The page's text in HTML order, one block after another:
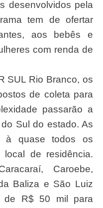
desenvolvidos pela
tem de ofertar
aos bebês e
com renda de
SUL Rio Branco, os
de coleta para
passarão a
Sul do estado. As
à quase todos os
de residência.
Caroebe,
Baliza e São Luiz
de R$ 50 mil para